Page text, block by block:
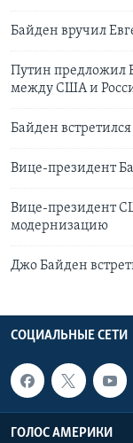
Байден вручил
Путин предложил
между США и
Байден
Вице-президент
Вице-президент
модернизацию
Джо Байден
СОЦИАЛЬНЫЕ СЕТИ
ГОЛОС АМЕРИКИ